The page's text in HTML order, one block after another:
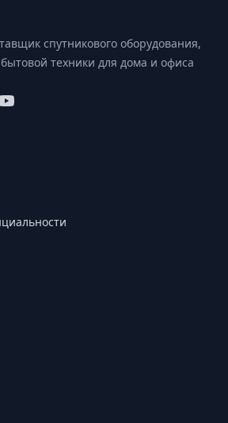
спутникового оборудования,
техники для дома и офиса